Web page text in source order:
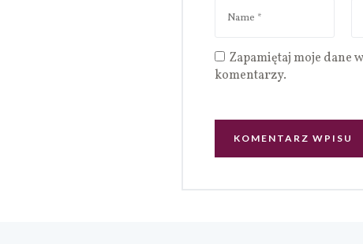
Zapamiętaj moje dane
komentarzy.